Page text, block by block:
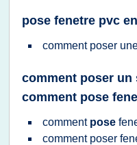
pose fenetre pvc
comment poser
comment poser un
comment pose
comment pose
comment poser